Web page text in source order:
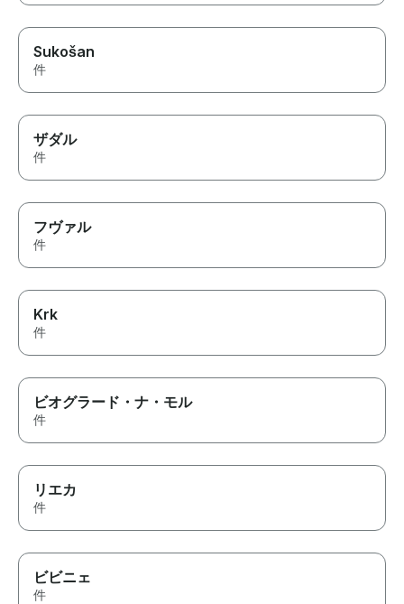
Sukošan
件
ザダル
件
フヴァル
件
Krk
件
ビオグラード・ナ・モル
件
リエカ
件
ビビニェ
件